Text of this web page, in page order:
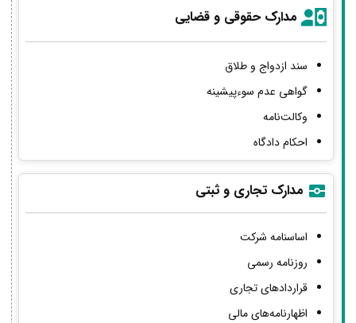
مدارک حقوقی و قضایی
سند ازدواج و طلاق
گواهی عدم سوءپیشینه
وکالت‌نامه
احکام دادگاه
مدارک تجاری و ثبتی
اساسنامه شرکت
روزنامه رسمی
قراردادهای تجاری
اظهارنامه‌های مالی